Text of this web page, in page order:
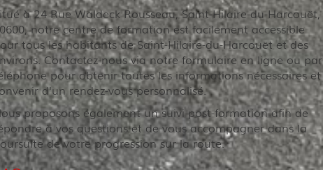
à 24 Rue Waldeck Rousseau, Saint-Hilaire-du-Harcouët,
notre centre de formation est facilement accessible
tous les habitants de Saint-Hilaire-du-Harcouët et des
Contactez-nous via notre formulaire en ligne ou par
pour obtenir toutes les informations nécessaires et
d'un rendez-vous personnalisé.
proposons également un suivi post-formation afin de
à vos questions et de vous accompagner dans la
de votre progression sur la route.